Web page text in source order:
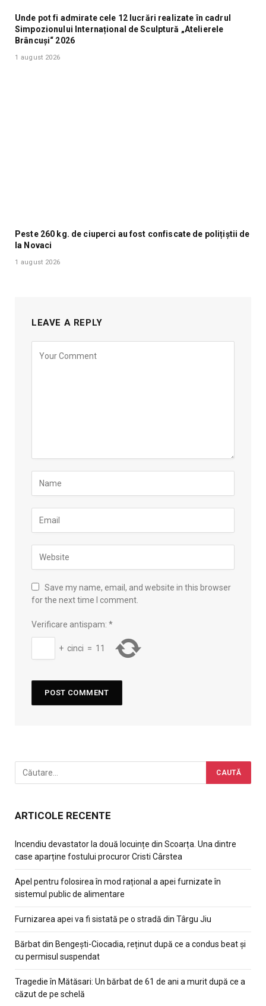
Unde pot fi admirate cele 12 lucrări realizate în cadrul
Simpozionului Internațional de Sculptură „Atelierele
Brâncuși“ 2026
1 august 2026
Peste 260 kg. de ciuperci au fost confiscate de polițiștii de
la Novaci
1 august 2026
LEAVE A REPLY
Save my name, email, and website in this browser
for the next time I comment.
Verificare antispam: *
+ cinci = 11
ARTICOLE RECENTE
Incendiu devastator la două locuințe din Scoarța. Una dintre
case aparține fostului procuror Cristi Cârstea
Apel pentru folosirea în mod rațional a apei furnizate în
sistemul public de alimentare
Furnizarea apei va fi sistată pe o stradă din Târgu Jiu
Bărbat din Bengești-Ciocadia, reținut după ce a condus beat și
cu permisul suspendat
Tragedie în Mătăsari: Un bărbat de 61 de ani a murit după ce a
căzut de pe schelă